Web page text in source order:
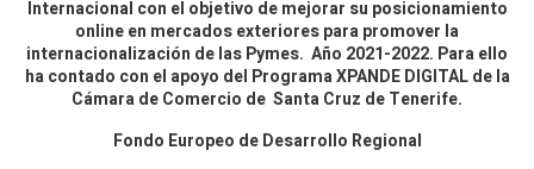
Internacional con el objetivo de mejorar su posicionamiento
online en mercados exteriores para promover la
internacionalización de las Pymes. Año 2021-2022. Para ello
ha contado con el apoyo del Programa XPANDE DIGITAL de la
Cámara de Comercio de Santa Cruz de Tenerife.
Fondo Europeo de Desarrollo Regional